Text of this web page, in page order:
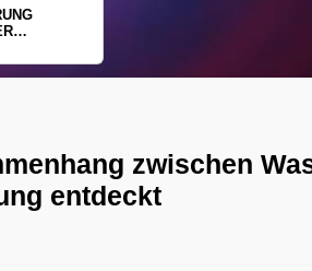
LICHT
zwischen
entdeckt